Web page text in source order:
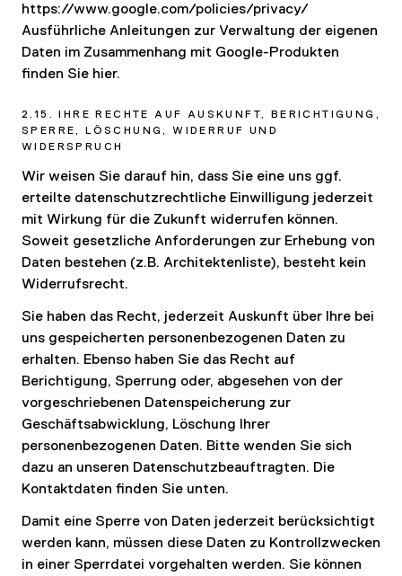
https://www.google.com/policies/privacy/
Ausführliche Anleitungen zur Verwaltung der eigenen
Daten im Zusammenhang mit Google-Produkten
finden Sie hier.
2.15. IHRE RECHTE AUF AUSKUNFT, BERICHTIGUNG,
SPERRE, LÖSCHUNG, WIDERRUF UND
WIDERSPRUCH
Wir weisen Sie darauf hin, dass Sie eine uns ggf.
erteilte datenschutzrechtliche Einwilligung jederzeit
mit Wirkung für die Zukunft widerrufen können.
Soweit gesetzliche Anforderungen zur Erhebung von
Daten bestehen (z.B. Architektenliste), besteht kein
Widerrufsrecht.
Sie haben das Recht, jederzeit Auskunft über Ihre bei
uns gespeicherten personenbezogenen Daten zu
erhalten. Ebenso haben Sie das Recht auf
Berichtigung, Sperrung oder, abgesehen von der
vorgeschriebenen Datenspeicherung zur
Geschäftsabwicklung, Löschung Ihrer
personenbezogenen Daten. Bitte wenden Sie sich
dazu an unseren Datenschutzbeauftragten. Die
Kontaktdaten finden Sie unten.
Damit eine Sperre von Daten jederzeit berücksichtigt
werden kann, müssen diese Daten zu Kontrollzwecken
in einer Sperrdatei vorgehalten werden. Sie können